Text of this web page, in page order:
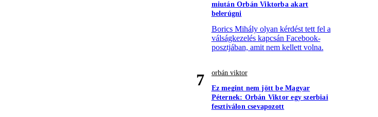
miután Orbán Viktorba akart
belerúgni
Borics Mihály olyan kérdést tett fel a
válságkezelés kapcsán Facebook-
posztjában, amit nem kellett volna.
7
orbán viktor
Ez megint nem jött be Magyar
Péternek: Orbán Viktor egy szerbiai
fesztiválon csevapozott